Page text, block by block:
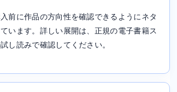
前に作品の方向性を確認できるようにネタ
います。詳しい展開は、正規の電子書籍ス
し読みで確認してください。